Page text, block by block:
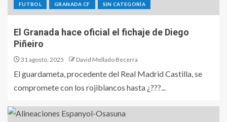
FUTBOL GRANADA CF SIN CATEGORÍA
El Granada hace oficial el fichaje de Diego
Piñeiro
31 agosto, 2025 David Mellado Becerra
El guardameta, procedente del Real Madrid Castilla, se
compromete con los rojiblancos hasta ¿???...